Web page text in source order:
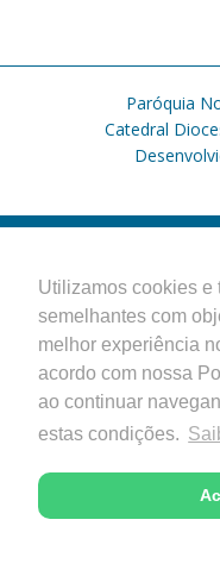
Utilizamos cookies e
semelhantes com
melhor experiência
acordo com nossa
ao continuar
estas condições.
Paróquia
Catedral